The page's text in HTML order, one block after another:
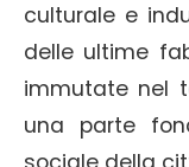
culturale e
delle ultime
immutate nel
una parte